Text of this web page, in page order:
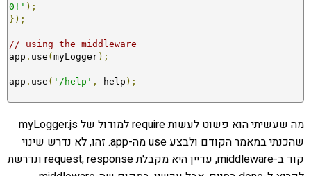
0!' );
});
// using the middleware
app . use ( myLogger );
app . use ( '/help' , help );
מה שעשיתי הוא פשוט לעשות require למודול של myLogger.js
שהכנתי במאמר הקודם ולבצע use מה-app. זהו, לא נדרש שינוי
קוד ב-middleware, עדיין היא מקבלת request, response ונדרשת